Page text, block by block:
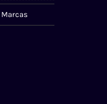
Marcas